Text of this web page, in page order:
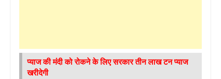
प्याज की मंदी को रोकने के लिए सरकार तीन लाख टन प्याज
खरीदेगी